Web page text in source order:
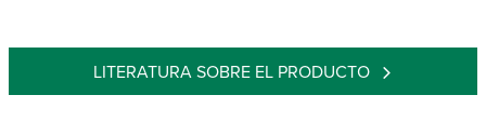
LITERATURA SOBRE EL PRODUCTO